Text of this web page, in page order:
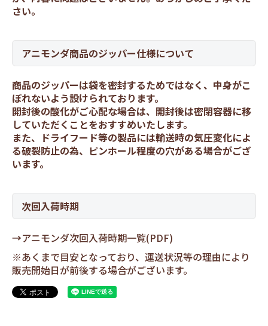
さい。
アニモンダ商品のジッパー仕様について
商品のジッパーは袋を密封するためではなく、中身がこ
ぼれないよう設けられております。
開封後の酸化がご心配な場合は、開封後は密閉容器に移
していただくことをおすすめいたします。
また、ドライフード等の製品には輸送時の気圧変化によ
る破裂防止の為、ピンホール程度の穴がある場合がござ
います。
次回入荷時期
→アニモンダ次回入荷時期一覧(PDF)
※あくまで目安となっており、運送状況等の理由により
販売開始日が前後する場合がございます。